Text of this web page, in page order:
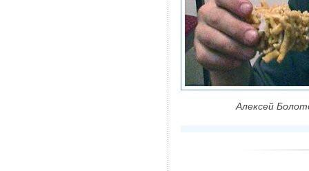
Алексей